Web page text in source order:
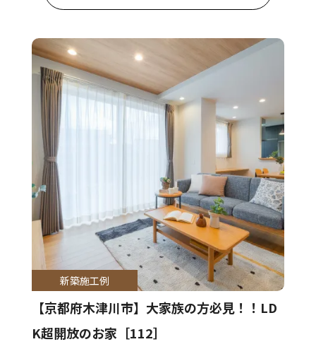
新築施工例
【京都府木津川市】大家族の方必見！！LD
K超開放のお家［112］